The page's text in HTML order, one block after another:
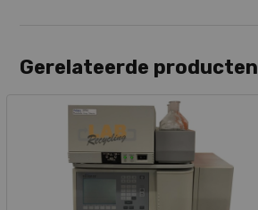
Gerelateerde producten